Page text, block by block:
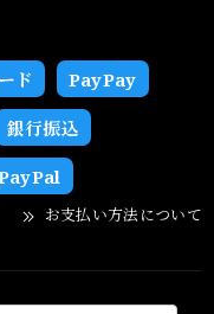
ド PayPay
銀行振込
お支払い方法について